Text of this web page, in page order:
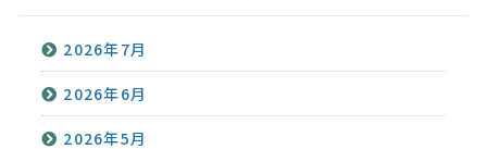
2026年7月
2026年6月
2026年5月